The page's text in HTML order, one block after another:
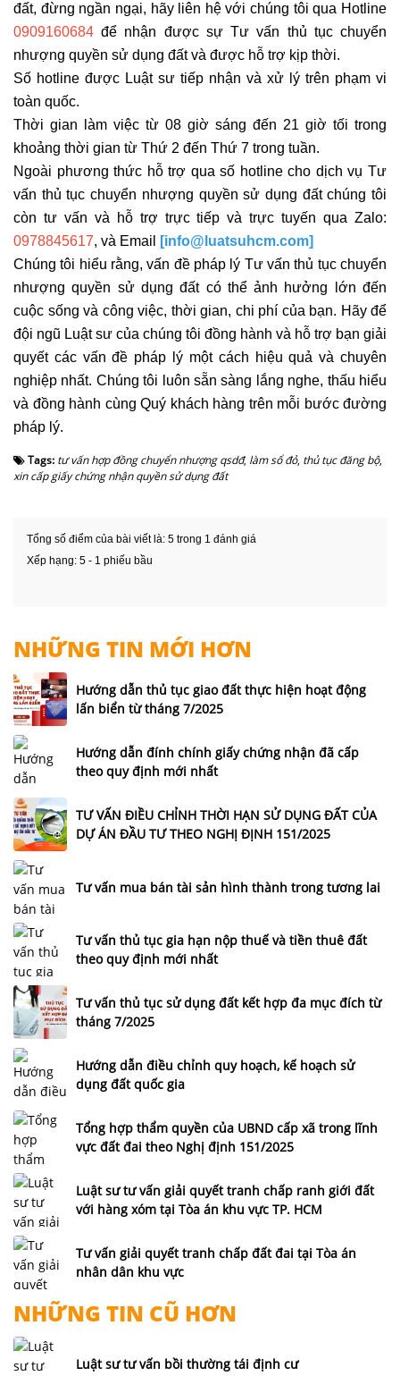
đất, đừng ngần ngại, hãy liên hệ với chúng tôi qua Hotline
0909160684 để nhận được sự Tư vấn thủ tục chuyển
nhượng quyền sử dụng đất và được hỗ trợ kịp thời.
Số hotline được Luật sư tiếp nhận và xử lý trên phạm vi
toàn quốc.
Thời gian làm việc từ 08 giờ sáng đến 21 giờ tối trong
khoảng thời gian từ Thứ 2 đến Thứ 7 trong tuần.
Ngoài phương thức hỗ trợ qua số hotline cho dịch vụ Tư
vấn thủ tục chuyển nhượng quyền sử dụng đất chúng tôi
còn tư vấn và hỗ trợ trực tiếp và trực tuyến qua Zalo:
0978845617, và Email
[info@luatsuhcm.com]
Chúng tôi hiểu rằng, vấn đề pháp lý Tư vấn thủ tục chuyển
nhượng quyền sử dụng đất có thể ảnh hưởng lớn đến
cuộc sống và công việc, thời gian, chi phí của bạn. Hãy để
đội ngũ Luật sư của chúng tôi đồng hành và hỗ trợ bạn giải
quyết các vấn đề pháp lý một cách hiệu quả và chuyên
nghiệp nhất. Chúng tôi luôn sẵn sàng lắng nghe, thấu hiểu
và đồng hành cùng Quý khách hàng trên mỗi bước đường
pháp lý.
Tags: tư vấn hợp đồng chuyển nhượng qsdđ, làm sổ đỏ, thủ tục đăng bộ,
xin cấp giấy chứng nhận quyền sử dụng đất
Tổng số điểm của bài viết là: 5 trong 1 đánh giá
Xếp hạng: 5 - 1 phiếu bầu
NHỮNG TIN MỚI HƠN
Hướng dẫn thủ tục giao đất thực hiện hoạt động
lấn biển từ tháng 7/2025
Hướng dẫn đính chính giấy chứng nhận đã cấp
theo quy định mới nhất
TƯ VẤN ĐIỀU CHỈNH THỜI HẠN SỬ DỤNG ĐẤT CỦA
DỰ ÁN ĐẦU TƯ THEO NGHỊ ĐỊNH 151/2025
Tư vấn mua bán tài sản hình thành trong tương lai
Tư vấn thủ tục gia hạn nộp thuế và tiền thuê đất
theo quy định mới nhất
Tư vấn thủ tục sử dụng đất kết hợp đa mục đích từ
tháng 7/2025
Hướng dẫn điều chỉnh quy hoạch, kế hoạch sử
dụng đất quốc gia
Tổng hợp thẩm quyền của UBND cấp xã trong lĩnh
vực đất đai theo Nghị định 151/2025
Luật sư tư vấn giải quyết tranh chấp ranh giới đất
với hàng xóm tại Tòa án khu vực TP. HCM
Tư vấn giải quyết tranh chấp đất đai tại Tòa án
nhân dân khu vực
NHỮNG TIN CŨ HƠN
Luật sư tư vấn bồi thường tái định cư